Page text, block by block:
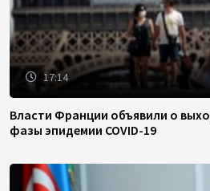
17:14
Власти Франции объявили о
фазы эпидемии COVID-19